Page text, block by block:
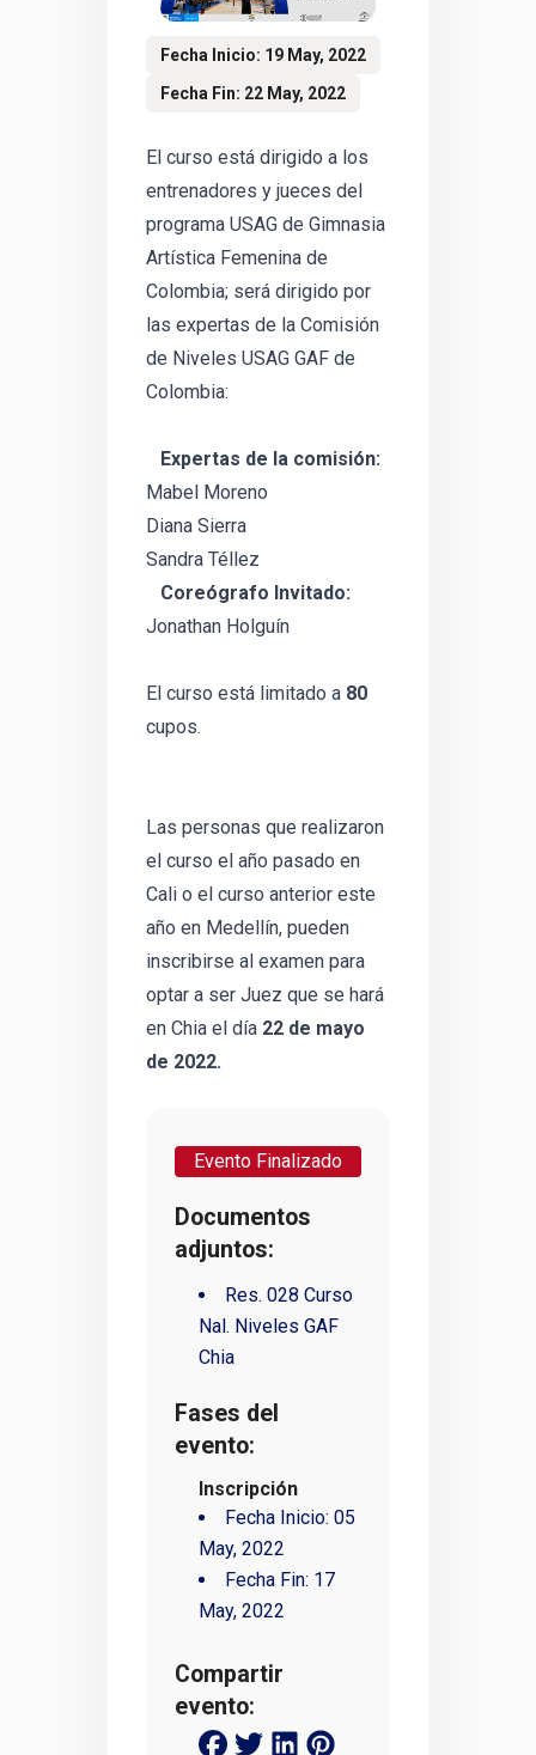
Fecha Inicio: 19 May, 2022
Fecha Fin: 22 May, 2022
El curso está dirigido a los
entrenadores y jueces del
programa USAG de Gimnasia
Artística Femenina de
Colombia; será dirigido por
las expertas de la Comisión
de Niveles USAG GAF de
Colombia:
Expertas de la comisión:
Mabel Moreno
Diana Sierra
Sandra Téllez
Coreógrafo Invitado:
Jonathan Holguín
El curso está limitado a 80
cupos.
Las personas que realizaron
el curso el año pasado en
Cali o el curso anterior este
año en Medellín, pueden
inscribirse al examen para
optar a ser Juez que se hará
en Chia el día 22 de mayo
de 2022.
Evento Finalizado
Documentos
adjuntos:
Res. 028 Curso
Nal. Niveles GAF
Chia
Fases del
evento:
Inscripción
Fecha Inicio: 05
May, 2022
Fecha Fin: 17
May, 2022
Compartir
evento: